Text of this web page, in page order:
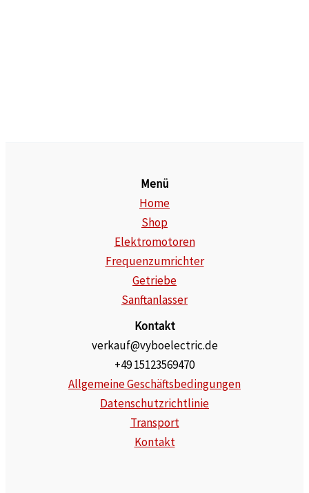
Menü
Home
Shop
Elektromotoren
Frequenzumrichter
Getriebe
Sanftanlasser
Kontakt
verkauf@vyboelectric.de
+49 15123569470
Allgemeine Geschäftsbedingungen
Datenschutzrichtlinie
Transport
Kontakt